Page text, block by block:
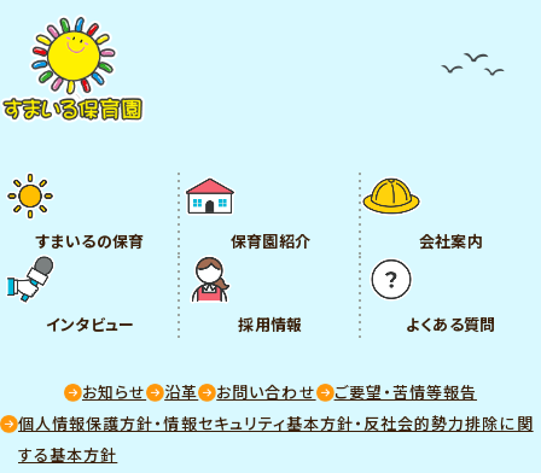
すまいるの保育 保育園紹介 会社案内
インタビュー 採用情報 よくある質問
お知らせ 沿革 お問い合わせ
ご要望・苦情等報告
個人情報保護方針・情報セキュリティ基本方針・反社会的勢力排除に関
する基本方針